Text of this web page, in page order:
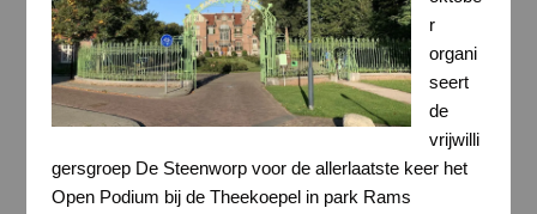
r
organi
seert
de
vrijwilli
gersgroep De Steenworp voor de allerlaatste keer het
Open Podium bij de Theekoepel in park Rams